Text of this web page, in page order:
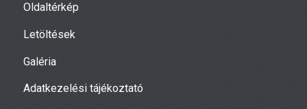
Oldaltérkép
Letöltések
Galéria
Adatkezelési tájékoztató